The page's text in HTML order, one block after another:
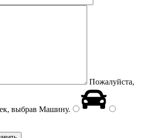
Пожалуйста,
выбрав Машину.